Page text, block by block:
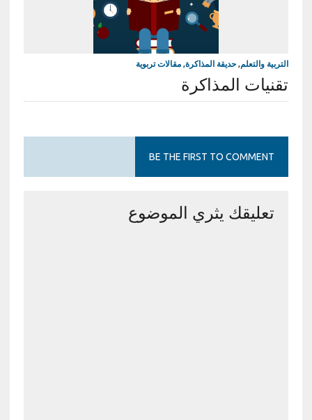
التربية والتعلم, حديقة المذاكرة, مقالات تربوية
تقنيات المذاكرة
BE THE FIRST TO COMMENT
تعليقك يثري الموضوع